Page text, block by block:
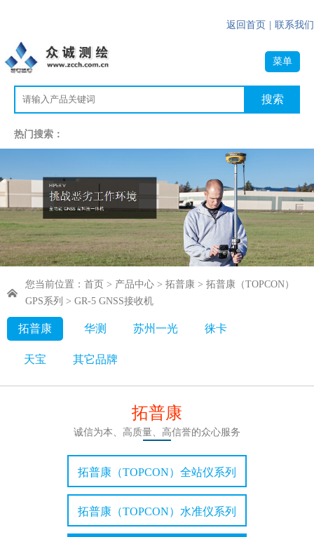
返回首页 联系我们
菜单
热门搜索：
您当前位置： 首页 > 产品中心 > 拓普康 > 拓普康（TOPCON）
GPS系列 > GR-5 GNSS接收机
拓普康 华测 苏州一光 徕卡
天宝 其它品牌
拓普康
诚信为本、高质量、高信誉的众心服务
拓普康（TOPCON）全站仪系列
拓普康（TOPCON）水准仪系列